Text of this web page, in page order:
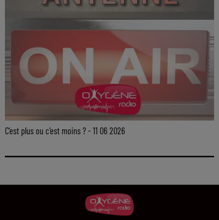
C'est plus ou c'est moins ? - 11 06 2026